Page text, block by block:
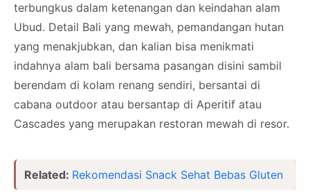
terbungkus dalam ketenangan dan keindahan alam
Ubud. Detail Bali yang mewah, pemandangan hutan
yang menakjubkan, dan kalian bisa menikmati
indahnya alam bali bersama pasangan disini sambil
berendam di kolam renang sendiri, bersantai di
cabana outdoor atau bersantap di Aperitif atau
Cascades yang merupakan restoran mewah di resor.
Related: Rekomendasi Snack Sehat Bebas Gluten